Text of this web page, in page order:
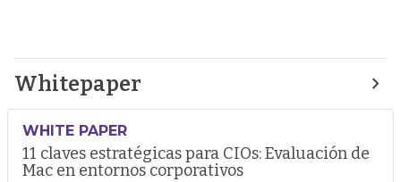
Whitepaper
WHITE PAPER
11 claves estratégicas para CIOs: Evaluación de
Mac en entornos corporativos